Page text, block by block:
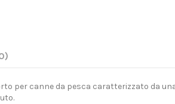
per canne da pesca caratterizzato da